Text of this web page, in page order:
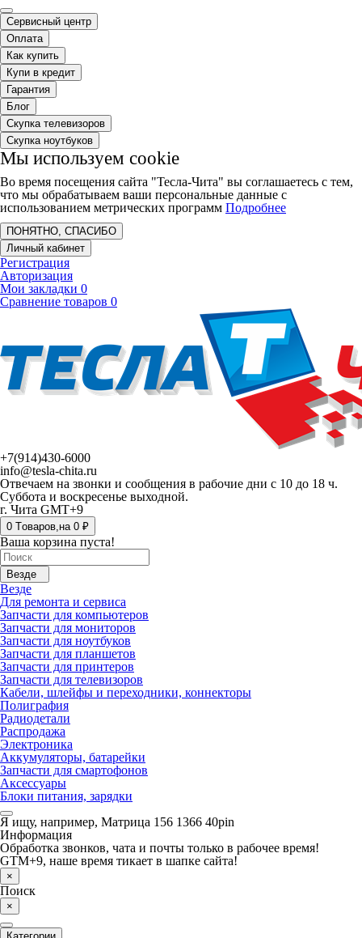
Сервисный центр
Оплата
Как купить
Купи в кредит
Гарантия
Блог
Скупка телевизоров
Скупка ноутбуков
Мы используем cookie
Во время посещения сайта "Тесла-Чита" вы соглашаетесь с тем,
что мы обрабатываем ваши персональные данные с
использованием метрических программ Подробнее
ПОНЯТНО, СПАСИБО
Личный кабинет
Регистрация
Авторизация
Мои закладки 0
Сравнение товаров 0
+7(914)430-6000
info@tesla-chita.ru
Отвечаем на звонки и сообщения в рабочие дни с 10 до 18 ч.
Суббота и воскресенье выходной.
г. Чита GMT+9
0 Tоваров,на 0 ₽
Ваша корзина пуста!
Везде
Везде
Для ремонта и сервиса
Запчасти для компьютеров
Запчасти для мониторов
Запчасти для ноутбуков
Запчасти для планшетов
Запчасти для принтеров
Запчасти для телевизоров
Кабели, шлейфы и переходники, коннекторы
Полиграфия
Радиодетали
Распродажа
Электроника
Аккумуляторы, батарейки
Запчасти для смартофонов
Аксессуары
Блоки питания, зарядки
Я ищу, например, Матрица 156 1366 40pin
Информация
Обработка звонков, чата и почты только в рабочее время!
GTM+9, наше время тикает в шапке сайта!
×
Поиск
×